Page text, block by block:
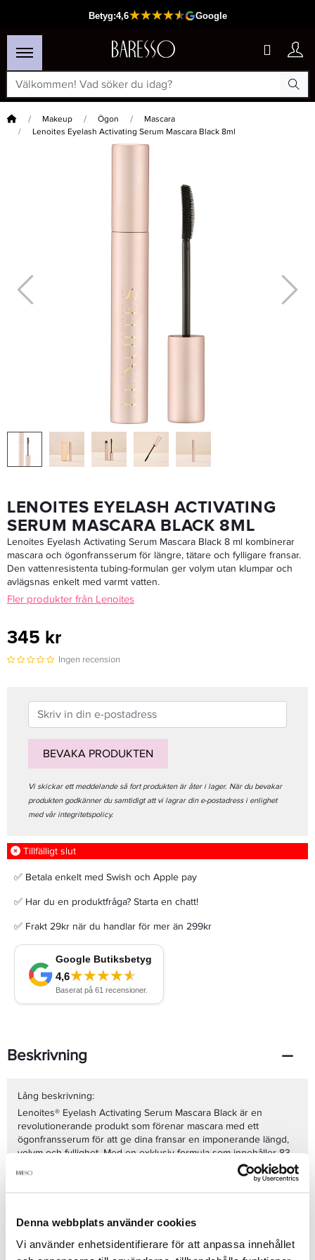
Denna webbplats använder cookies
Vi använder enhetsidentifierare för att anpassa innehållet
Hem Makeup Ögon
Mascara
Lenoites Eyelash Activating Serum Mascara Black 8ml
Olaplex No.4D Clean Volume Detox Dry Shampoo 50ml - Torrschampo
219 kr
LÄGG I VARUKORGEN
LENOITES EYELASH ACTIVATING
SERUM MASCARA BLACK 8ML
Lenoites Eyelash Activating Serum Mascara Black 8 ml kombinerar
mascara och ögonfransserum för längre, tätare och fylligare fransar.
Den vattenresistenta tubing-formulan ger volym utan klumpar och
avlägsnas enkelt med varmt vatten.
Fler produkter från Lenoites
345 kr
Ingen recension
BEVAKA PRODUKTEN
Vi skickar ett meddelande så fort produkten är åter i lager. När du bevakar
produkten godkänner du samtidigt att vi lagrar din e-postadress i enlighet
med vår integritetspolicy.
Tillfälligt slut
✅ Betala enkelt med Swish och Apple pay
✅ Har du en produktfråga? Starta en chatt!
✅ Frakt 29kr när du handlar för mer än 299kr
Beskrivning
Lång beskrivning:
Lenoites® Eyelash Activating Serum Mascara Black är en
revolutionerande produkt som förenar mascara med ett
ögonfransserum för att ge dina fransar en imponerande längd,
volym och fyllighet. Med en exklusiv formula som innehåller 83
% ögonfransserum, tre peptidkomplex och fyra botaniska extrakt
stärker och vårdar den dina fransar samtidigt som den skapar
en intensiv svart finish.
Den specialdesignade borsten fångar och lyfter varje frans,
för en kladdfri och långvarig effekt. Mascaran är vattenresistent
och tål svett, tårar och vatten, men tas enkelt bort med varmt
vatten (38°C eller högre) utan behov av rengöringsprodukter.